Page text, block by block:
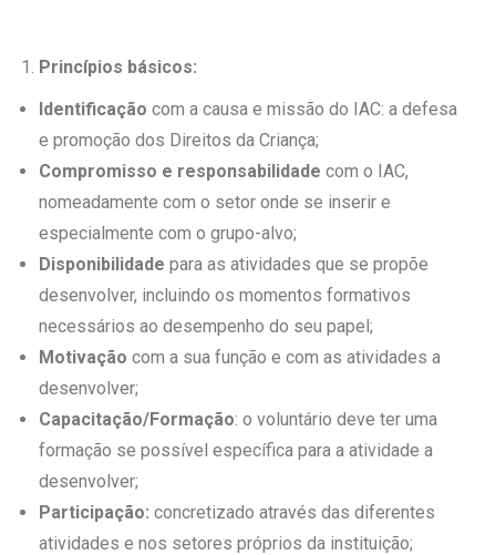
Princípios básicos:
Identificação com a causa e missão do IAC: a defesa
e promoção dos Direitos da Criança;
Compromisso e responsabilidade com o IAC,
nomeadamente com o setor onde se inserir e
especialmente com o grupo-alvo;
Disponibilidade para as atividades que se propõe
desenvolver, incluindo os momentos formativos
necessários ao desempenho do seu papel;
Motivação com a sua função e com as atividades a
desenvolver;
Capacitação/Formação: o voluntário deve ter uma
formação se possível específica para a atividade a
desenvolver;
Participação: concretizado através das diferentes
atividades e nos setores próprios da instituição;